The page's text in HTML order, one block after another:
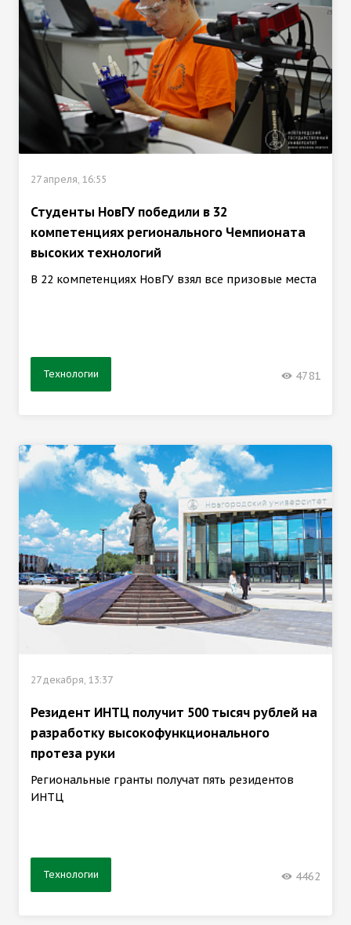
27 апреля, 16:55
Студенты НовГУ победили в 32
компетенциях регионального Чемпионата
высоких технологий
В 22 компетенциях НовГУ взял все призовые места
Технологии 4781
27 декабря, 13:37
Резидент ИНТЦ получит 500 тысяч рублей на
разработку высокофункционального
протеза руки
Региональные гранты получат пять резидентов
ИНТЦ
Технологии 4462